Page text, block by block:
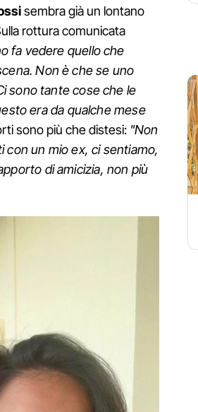
sembra già un lontano
rottura comunicata
fa vedere quello che
Non è che se uno
sono tante cose che le
era da qualche mese
sono più che distesi: "Non
con un mio ex, ci sentiamo,
di amicizia, non più